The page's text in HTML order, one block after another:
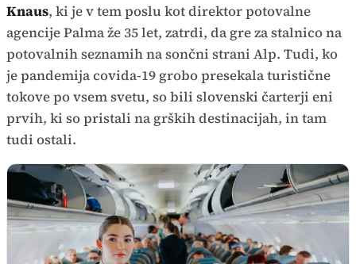
Knaus, ki je v tem poslu kot direktor potovalne
agencije Palma že 35 let, zatrdi, da gre za stalnico na
potovalnih seznamih na sončni strani Alp. Tudi, ko
je pandemija covida-19 grobo presekala turistične
tokove po vsem svetu, so bili slovenski čarterji eni
prvih, ki so pristali na grških destinacijah, in tam
tudi ostali.